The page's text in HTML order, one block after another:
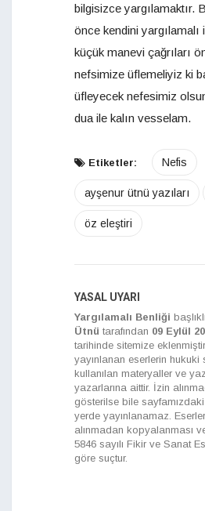
bilgisizce yargılamaktır.
önce kendini yargılamalı
küçük manevi çağrıları
nefsimize üflemeliyiz ki
üfleyecek nefesimiz
dua ile kalın vesselam.
Etiketler: Nefis
ayşenur ütnü yazıları
öz eleştiri
YASAL UYARI
Yargılamalı Benliği
Ütnü tarafından 09 Eylül
tarihinde sitemize
yayınlanan eserlerin hukuki
kullanılan materyaller ve
yazarlarına aittir. İzin
gösterilse bile
yerde yayınlanamaz.
alınmadan kopyalanması
5846 sayılı Fikir ve Sanat
göre suçtur.